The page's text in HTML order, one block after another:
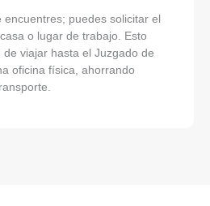
encuentres; puedes solicitar el
o lugar de trabajo. Esto
viajar hasta el Juzgado de
oficina física, ahorrando